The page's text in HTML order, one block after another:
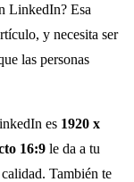
LinkedIn? Esa
y necesita ser
las personas
es 1920 x
16:9 le da a tu
También te